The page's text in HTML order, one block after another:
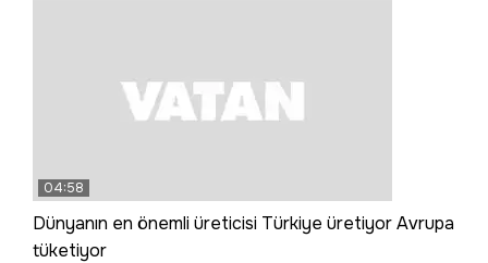
04:58
Dünyanın en önemli üreticisi Türkiye üretiyor Avrupa
tüketiyor